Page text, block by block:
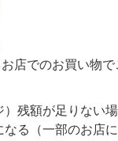
店でのお買い物
）残額が足りない
なる（一部のお店